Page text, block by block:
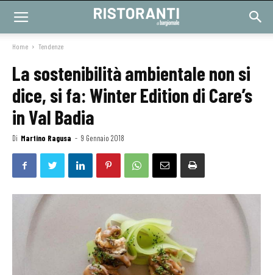
Home Tendenze
La sostenibilità ambientale non si
dice, si fa: Winter Edition di Care’s
in Val Badia
Di Martino Ragusa - 9 Gennaio 2018